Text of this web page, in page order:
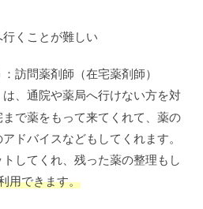
くことが難しい
訪問薬剤師（在宅薬剤師）
は、通院や薬局へ行けない方を対
で薬をもって来てくれて、薬の
ドバイスなどもしてくれます。
してくれ、残った薬の整理もし
用できます。